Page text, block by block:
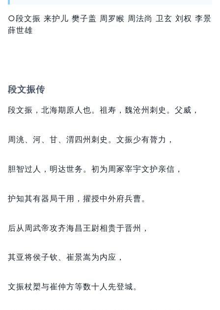
○段文振 来护儿 樊子盖 周罗睺 周法尚 卫玄 刘权 李景
薛世雄
段文振传
段文振， 北海期原人也。 祖寿， 魏沧州刺史。 父威，
周洮、河、甘、渭四州刺史。 文振少有膂力，
胆智过人， 明达世务。 初为周冢宰宇文护亲信，
护知其有器局干用， 擢授中外府兵曹。
后从周武帝攻齐海昌王尉相贵于晋州，
其亚将侯子钦、崔景嵩为内应，
文振杖槊与崔仲方等数十人先登城。